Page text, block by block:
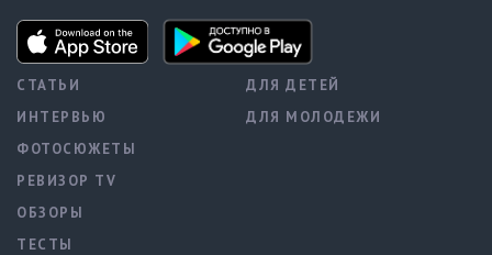
СТАТЬИ
ИНТЕРВЬЮ
ФОТОСЮЖЕТЫ
РЕВИЗОР TV
ОБЗОРЫ
ТЕСТЫ
ДЛЯ ДЕТЕЙ
ДЛЯ МОЛОДЕЖИ